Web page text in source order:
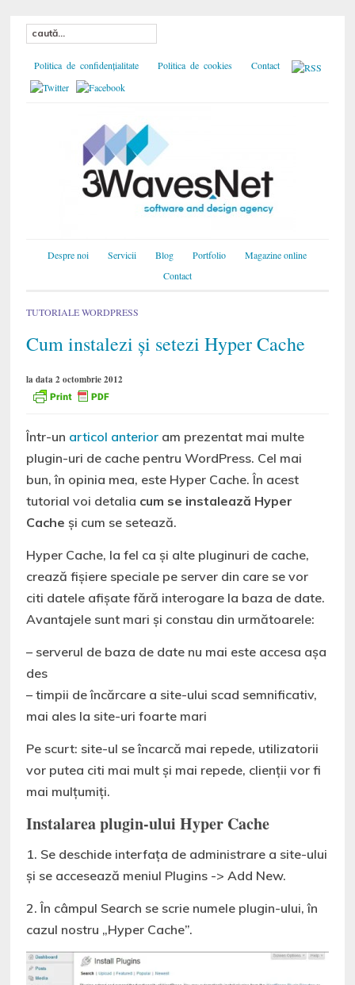
Politica de confidențialitate Politica de cookies Contact
Despre noi Servicii Blog Portfolio
Magazine online
Contact
TUTORIALE WORDPRESS
Cum instalezi și setezi Hyper Cache
la data 2 octombrie 2012
Într-un articol anterior am prezentat mai multe
plugin-uri de cache pentru WordPress. Cel mai
bun, în opinia mea, este Hyper Cache. În acest
tutorial voi detalia cum se instalează Hyper
Cache și cum se setează.
Hyper Cache, la fel ca și alte pluginuri de cache,
crează fișiere speciale pe server din care se vor
citi datele afișate fără interogare la baza de date.
Avantajele sunt mari și constau din următoarele:
– serverul de baza de date nu mai este accesa așa
des
– timpii de încărcare a site-ului scad semnificativ,
mai ales la site-uri foarte mari
Pe scurt: site-ul se încarcă mai repede, utilizatorii
vor putea citi mai mult și mai repede, clienții vor fi
mai mulțumiți.
Instalarea plugin-ului Hyper Cache
1. Se deschide interfața de administrare a site-ului
și se accesează meniul Plugins -> Add New.
2. În câmpul Search se scrie numele plugin-ului, în
cazul nostru „Hyper Cache”.